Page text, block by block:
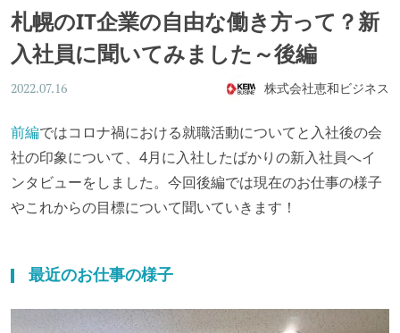
札幌のIT企業の自由な働き方って？新
入社員に聞いてみました～後編
2022.07.16 株式会社恵和ビジネス
前編ではコロナ禍における就職活動についてと入社後の会
社の印象について、4月に入社したばかりの新入社員へイ
ンタビューをしました。今回後編では現在のお仕事の様子
やこれからの目標について聞いていきます！
最近のお仕事の様子